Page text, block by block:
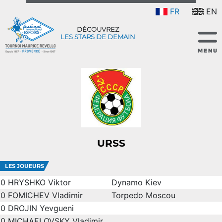
FR EN
DÉCOUVREZ
LES STARS DE DEMAIN
URSS
LES JOUEURS
0 HRYSHKO Viktor
Dynamo Kiev
0 FOMICHEV Vladimir
Torpedo Moscou
0 DROJIN Yevgueni